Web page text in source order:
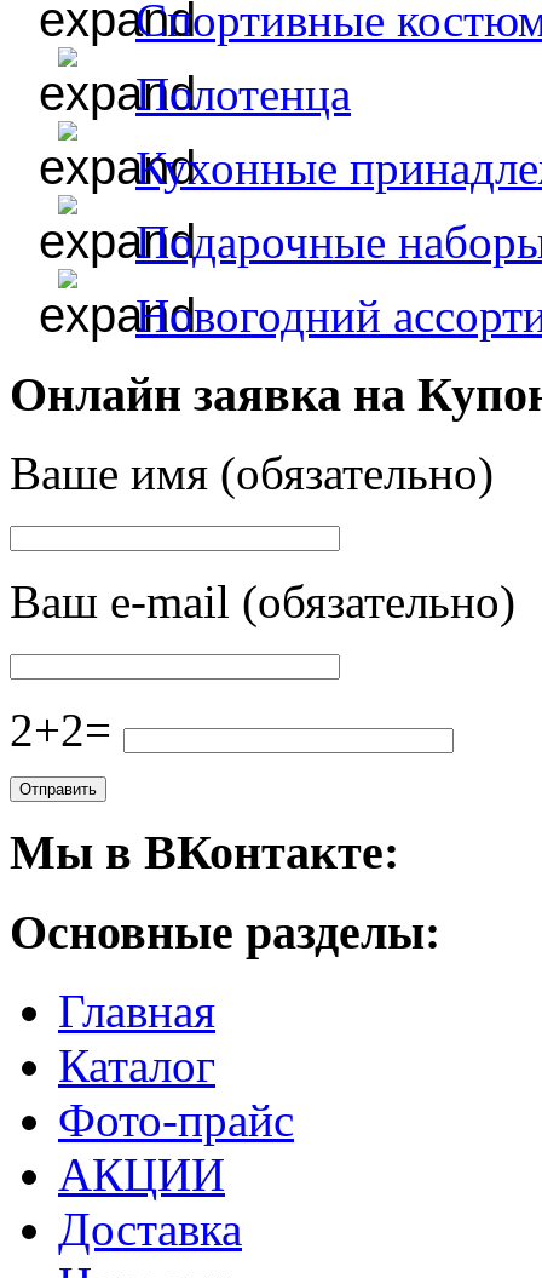
Спортивные
Полотенца
Кухонные
Подарочные
Новогодний
Онлайн заявка на
Ваше имя (обязательно)
Ваш e-mail (обязательно)
2+2=
Мы в ВКонтакте:
Основные разделы:
Главная
Каталог
Фото-прайс
АКЦИИ
Доставка